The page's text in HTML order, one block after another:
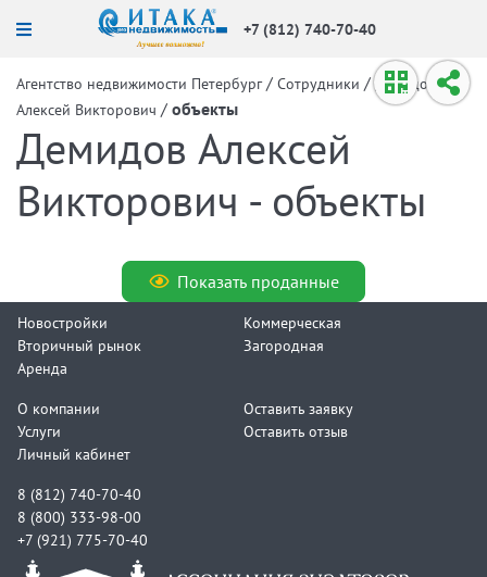
+7 (812) 740-70-40
Агентство недвижимости Петербург / Сотрудники / Демидов
Алексей Викторович / объекты
Демидов Алексей
Викторович - объекты
Показать проданные
Новостройки
Вторичный рынок
Аренда
Коммерческая
Загородная
О компании
Услуги
Личный кабинет
Оставить заявку
Оставить отзыв
8 (812) 740-70-40
8 (800) 333-98-00
+7 (921) 775-70-40